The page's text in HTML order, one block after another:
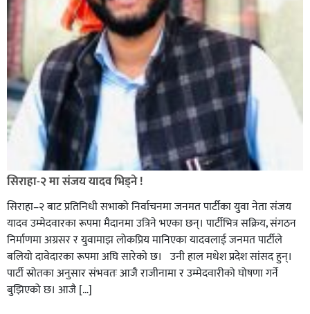
सिराहा-२ मा संजय यादव भिड्ने !
सिराहा–२ बाट प्रतिनिधी सभाको निर्वाचनमा जनमत पार्टीका युवा नेता संजय
यादव उम्मेदवारका रूपमा मैदानमा उत्रिने भएका छन्। पार्टीभित्र सक्रिय, संगठन
निर्माणमा अग्रसर र युवामाझ लोकप्रिय मानिएका यादवलाई जनमत पार्टीले
बलियो दावेदारका रूपमा अघि सारेको छ। उनी हाल मधेश प्रदेश सांसद हुन्।
पार्टी स्रोतका अनुसार संभवतः आजै राजीनामा र उम्मेदवारीको घोषणा गर्ने
बुझिएको छ। आजै […]